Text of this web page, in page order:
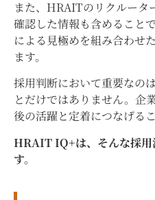
また、HRAITのリクルータ
確認した情報も含めること
による見極めを組み合わせ
ます。
採用判断において重要なの
とだけではありません。企
後の活躍と定着につなげるこ
HRAIT IQ+は、そんな採用
す。